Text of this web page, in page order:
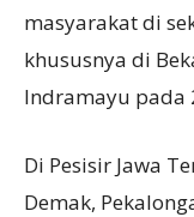
masyarakat di
khususnya di
Indramayu pada
Di Pesisir Jawa
Demak,